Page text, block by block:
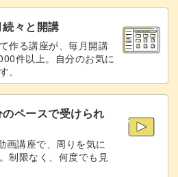
々と開講
作る講座が、毎月開講
件以上。自分のお気に
。
ペースで受けられ
画講座で、周りを気に
制限なく、何度でも見